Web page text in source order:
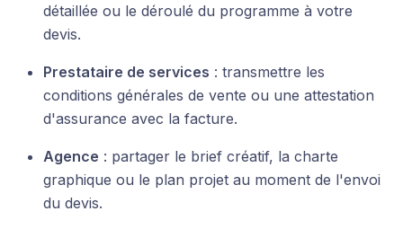
détaillée ou le déroulé du programme à votre
devis.
Prestataire de services : transmettre les
conditions générales de vente ou une attestation
d'assurance avec la facture.
Agence : partager le brief créatif, la charte
graphique ou le plan projet au moment de l'envoi
du devis.